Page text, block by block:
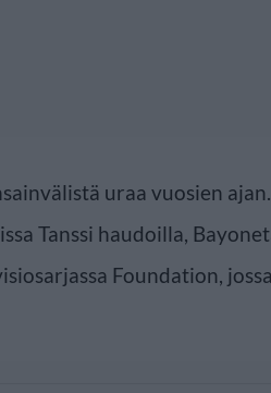
uraa vuosien ajan.
Tanssi haudoilla,
Foundation, jossa